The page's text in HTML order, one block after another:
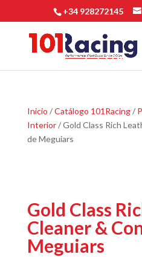
+34 928272145
Inicio /Catálogo 101Racing/
Interior/ Gold Class Rich
de Meguiars
Gold Class
Cleaner &
Meguiars